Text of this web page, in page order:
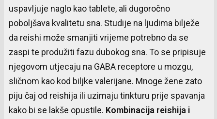
uspavljuje naglo kao tablete, ali dugoročno
poboljšava kvalitetu sna. Studije na ljudima bilježe
da reishi može smanjiti vrijeme potrebno da se
zaspi te produžiti fazu dubokog sna. To se pripisuje
njegovom utjecaju na GABA receptore u mozgu,
sličnom kao kod biljke valerijane. Mnoge žene zato
piju čaj od reishija ili uzimaju tinkturu prije spavanja
kako bi se lakše opustile. Kombinacija reishija i